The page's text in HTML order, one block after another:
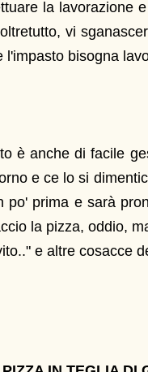
la lavorazione
vi
l'impasto bisogna
è anche di facile
e ce lo si
po' prima e sarà
la pizza, oddio,
e altre cosacce